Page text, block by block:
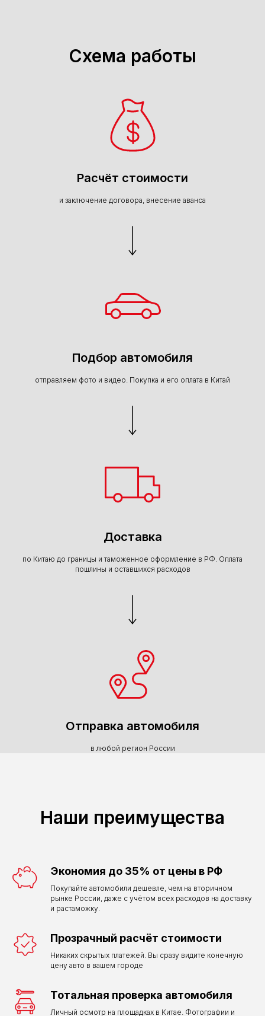
Схема работы
Расчёт стоимости
и заключение договора, внесение аванса
Подбор автомобиля
отправляем фото и видео. Покупка и его оплата в Китай
Доставка
по Китаю до границы и таможенное оформление в РФ. Оплата
пошлины и оставшихся расходов
Отправка автомобиля
в любой регион России
Наши преимущества
Экономия до 35% от цены в РФ
Покупайте автомобили дешевле, чем на вторичном
рынке России, даже с учётом всех расходов на доставку
и растаможку.
Прозрачный расчёт стоимости
Никаких скрытых платежей. Вы сразу видите конечную
цену авто в вашем городе
Тотальная проверка автомобиля
Личный осмотр на площадках в Китае. Фотографии и